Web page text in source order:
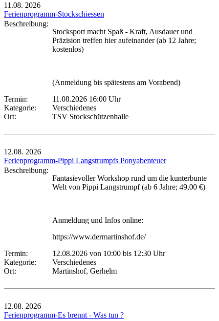
11.08. 2026
Ferienprogramm-Stockschiessen
Beschreibung:
Stocksport macht Spaß - Kraft, Ausdauer und
Präzision treffen hier aufeinander (ab 12 Jahre;
kostenlos)
(Anmeldung bis spätestens am Vorabend)
Termin:
11.08.2026 16:00 Uhr
Kategorie:
Verschiedenes
Ort:
TSV Stockschützenhalle
12.08. 2026
Ferienprogramm-Pippi Langstrumpfs Ponyabenteuer
Beschreibung:
Fantasievoller Workshop rund um die kunterbunte
Welt von Pippi Langstrumpf (ab 6 Jahre; 49,00 €)
Anmeldung und Infos online:
https://www.dermartinshof.de/
Termin:
12.08.2026 von 10:00 bis 12:30 Uhr
Kategorie:
Verschiedenes
Ort:
Martinshof, Gerhelm
12.08. 2026
Ferienprogramm-Es brennt - Was tun ?